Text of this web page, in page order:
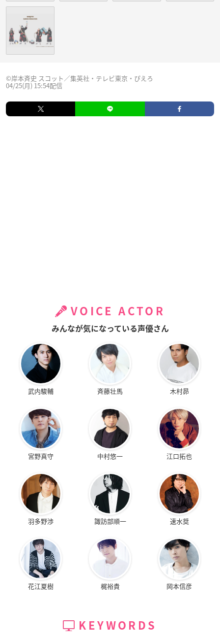
©岸本斉史 スコット／集英社・テレビ東京・ぴえろ
04/25(月) 15:54配信
VOICE ACTOR
みんなが気になっている声優さん
武内駿輔 斉藤壮馬 木村昴
宮野真守 中村悠一 江口拓也
羽多野渉 諏訪部順一 速水奨
花江夏樹 梶裕貴 岡本信彦
KEYWORDS